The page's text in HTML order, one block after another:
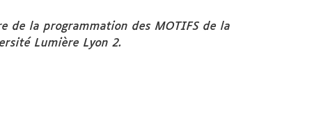
de la programmation des MOTIFS de la
Lumière Lyon 2.